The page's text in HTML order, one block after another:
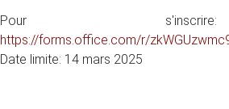
Pour s'inscrire:
https://forms.office.com/r/
Date limite: 14 mars 2025